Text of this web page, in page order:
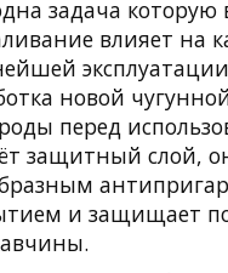
задача которую
влияет на
новой
перед
защитный слой,
и защищает